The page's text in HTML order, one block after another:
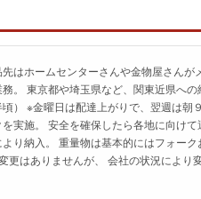
はホームセンターさんや金物屋さんが
。 東京都や埼玉県など、関東近県への
） ※金曜日は配達上がりで、翌週は朝
実施。 安全を確保したら各地に向けて
り納入。 重量物は基本的にはフォーク
更はありませんが、 会社の状況により